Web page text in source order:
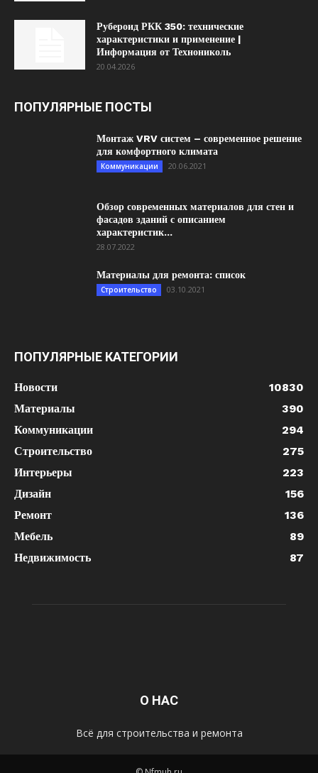
Рубероид РКК 350: технические
характеристики и применение |
Информация от Технониколь
20.04.2026
ПОПУЛЯРНЫЕ ПОСТЫ
Монтаж VRV систем – современное решение
для комфортного климата
Коммуникации 20.06.2021
Обзор современных материалов для стен и
фасадов зданий с описанием
характеристик...
28.07.2022
Материалы для ремонта: список
Строительство 03.10.2021
ПОПУЛЯРНЫЕ КАТЕГОРИИ
Новости
10830
Материалы
390
Коммуникации
294
Строительство
275
Интерьеры
223
Дизайн
156
Ремонт
136
Мебель
89
Недвижимость
87
О НАС
Всё для строительства и ремонта